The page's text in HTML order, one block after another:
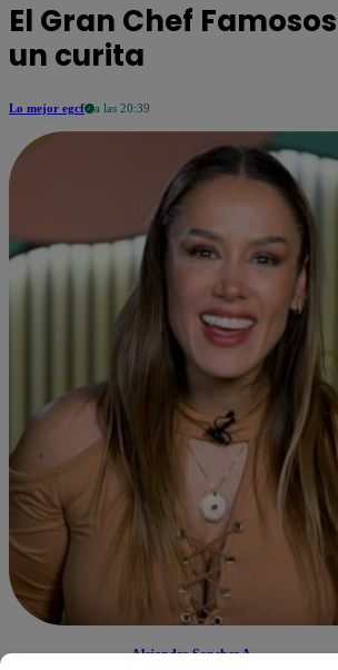
El Gran Chef
un curita
Lo mejor egcf a las 20:39
Alejandra Sanchez A.